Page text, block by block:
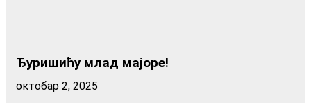
Ђуришићу млад мајоре!
октобар 2, 2025